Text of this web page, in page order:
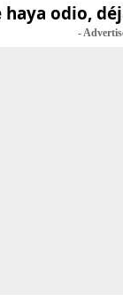
haya odio,
-